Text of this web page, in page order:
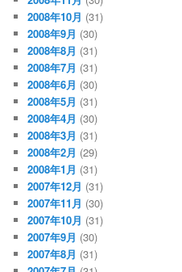
2008年10月 (31)
2008年9月 (30)
2008年8月 (31)
2008年7月 (31)
2008年6月 (30)
2008年5月 (31)
2008年4月 (30)
2008年3月 (31)
2008年2月 (29)
2008年1月 (31)
2007年12月 (31)
2007年11月 (30)
2007年10月 (31)
2007年9月 (30)
2007年8月 (31)